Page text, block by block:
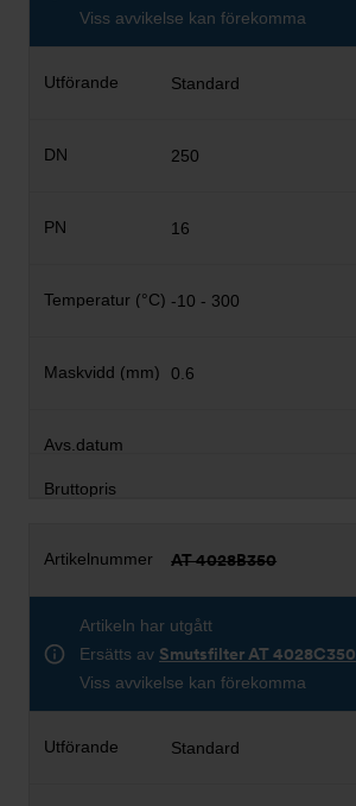
Viss avvikelse kan förekomma
Standard
250
16
-10 - 300
0.6
AT 4028B350
Artikeln har utgått
Ersätts av Smutsfilter AT 4028C350
Viss avvikelse kan förekomma
Standard